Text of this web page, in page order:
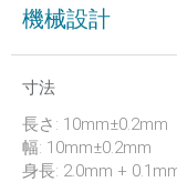
機械設計
寸法
長さ: 10mm±0.2mm
幅: 10mm±0.2mm
身長: 2.0mm +